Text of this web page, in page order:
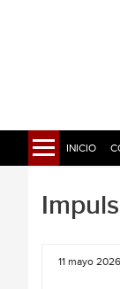
INICIO
11 mayo 2026